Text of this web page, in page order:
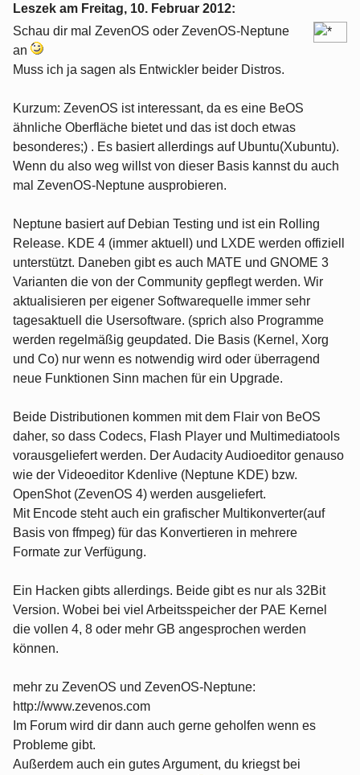
Leszek am Freitag, 10. Februar 2012:
Schau dir mal ZevenOS oder ZevenOS-Neptune
an
Muss ich ja sagen als Entwickler beider Distros.
Kurzum: ZevenOS ist interessant, da es eine BeOS
ähnliche Oberfläche bietet und das ist doch etwas
besonderes;) . Es basiert allerdings auf Ubuntu(Xubuntu).
Wenn du also weg willst von dieser Basis kannst du auch
mal ZevenOS-Neptune ausprobieren.
Neptune basiert auf Debian Testing und ist ein Rolling
Release. KDE 4 (immer aktuell) und LXDE werden offiziell
unterstützt. Daneben gibt es auch MATE und GNOME 3
Varianten die von der Community gepflegt werden. Wir
aktualisieren per eigener Softwarequelle immer sehr
tagesaktuell die Usersoftware. (sprich also Programme
werden regelmäßig geupdated. Die Basis (Kernel, Xorg
und Co) nur wenn es notwendig wird oder überragend
neue Funktionen Sinn machen für ein Upgrade.
Beide Distributionen kommen mit dem Flair von BeOS
daher, so dass Codecs, Flash Player und Multimediatools
vorausgeliefert werden. Der Audacity Audioeditor genauso
wie der Videoeditor Kdenlive (Neptune KDE) bzw.
OpenShot (ZevenOS 4) werden ausgeliefert.
Mit Encode steht auch ein grafischer Multikonverter(auf
Basis von ffmpeg) für das Konvertieren in mehrere
Formate zur Verfügung.
Ein Hacken gibts allerdings. Beide gibt es nur als 32Bit
Version. Wobei bei viel Arbeitsspeicher der PAE Kernel
die vollen 4, 8 oder mehr GB angesprochen werden
können.
mehr zu ZevenOS und ZevenOS-Neptune:
http://www.zevenos.com
Im Forum wird dir dann auch gerne geholfen wenn es
Probleme gibt.
Außerdem auch ein gutes Argument, du kriegst bei